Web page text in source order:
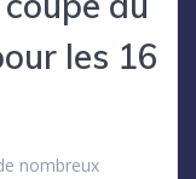
les 16
nombreux